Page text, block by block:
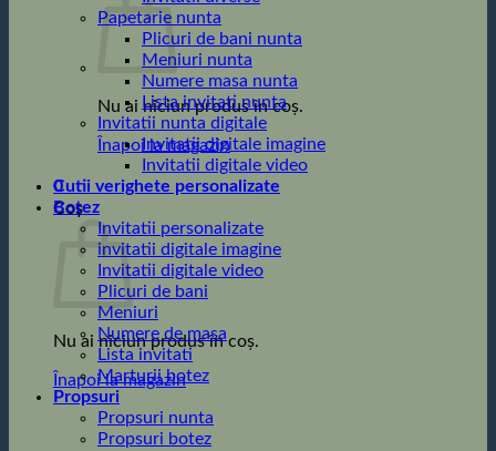
Nu ai niciun produs în coș.
Înapoi la magazin
0
Coș
Nu ai niciun produs în coș.
Înapoi la magazin
Papetarie nunta
Plicuri de bani nunta
Meniuri nunta
Numere masa nunta
Lista invitati nunta
Invitatii nunta digitale
Invitatii digitale imagine
Invitatii digitale video
Cutii verighete personalizate
Botez
Invitatii personalizate
invitatii digitale imagine
Invitatii digitale video
Plicuri de bani
Meniuri
Numere de masa
Lista invitati
Marturii botez
Propsuri
Propsuri nunta
Propsuri botez